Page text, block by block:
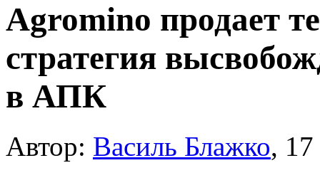
Agromino продает
стратегия
в АПК
Автор: Василь Блажко,